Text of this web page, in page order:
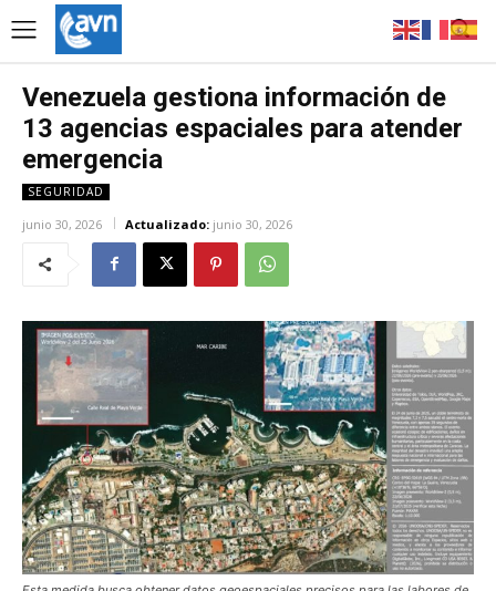
Venezuela gestiona información de
13 agencias espaciales para atender
emergencia
SEGURIDAD
junio 30, 2026 Actualizado: junio 30, 2026